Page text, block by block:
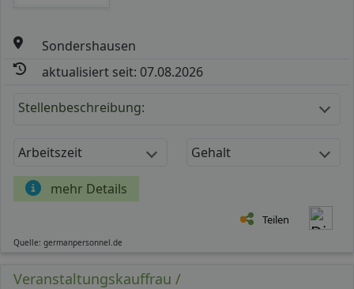
Sondershausen
aktualisiert seit: 07.08.2026
Stellenbeschreibung:
Arbeitszeit Gehalt
mehr Details
Teilen
Quelle: germanpersonnel.de
Veranstaltungskauffrau /